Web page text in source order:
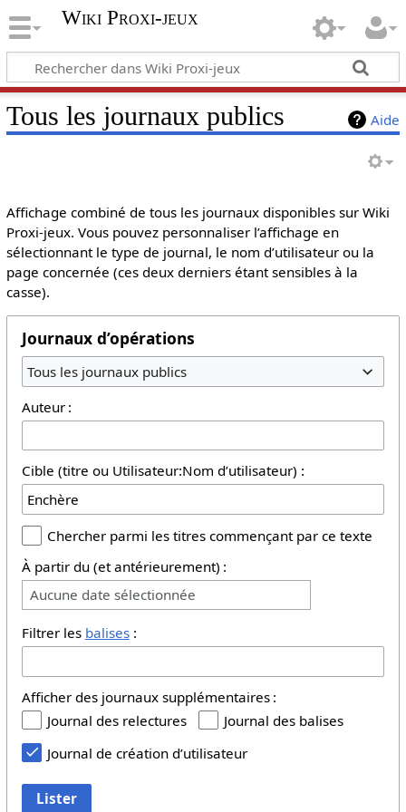
Wiki Proxi-jeux
Aide
Tous les journaux publics
Affichage combiné de tous les journaux disponibles sur Wiki
Proxi-jeux. Vous pouvez personnaliser l’affichage en
sélectionnant le type de journal, le nom d’utilisateur ou la
page concernée (ces deux derniers étant sensibles à la
casse).
Journaux d’opérations
Tous les journaux publics
Auteur :
Cible (titre ou Utilisateur:Nom d’utilisateur) :
Chercher parmi les titres commençant par ce texte
À partir du (et antérieurement) :
Aucune date sélectionnée
Filtrer les balises:
Afficher des journaux supplémentaires :
Journal des relectures
Journal des balises
Journal de création d’utilisateur
Lister